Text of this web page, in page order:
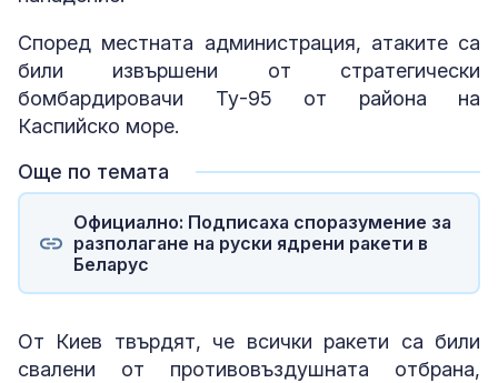
Според местната администрация, атаките са
били извършени от стратегически
бомбардировачи Ту-95 от района на
Каспийско море.
Още по темата
Официално: Подписаха споразумение за
разполагане на руски ядрени ракети в
Беларус
От Киев твърдят, че всички ракети са били
свалени от противовъздушната отбрана,